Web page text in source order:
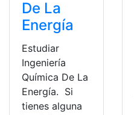
De La
Energía
Estudiar
Ingeniería
Química De La
Energía. Si
tienes alguna